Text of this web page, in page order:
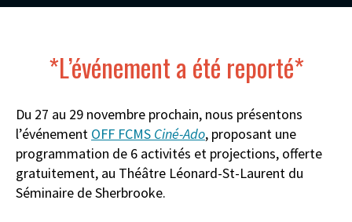
*L’événement a été reporté*
Du 27 au 29 novembre prochain, nous présentons
l’événement OFF FCMS Ciné-Ado, proposant une
programmation de 6 activités et projections, offerte
gratuitement, au Théâtre Léonard-St-Laurent du
Séminaire de Sherbrooke.